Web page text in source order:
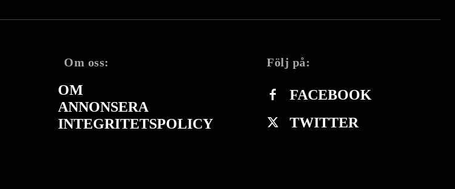
Om oss:
OM
ANNONSERA
INTEGRITETSPOLICY
Följ på:
FACEBOOK
TWITTER